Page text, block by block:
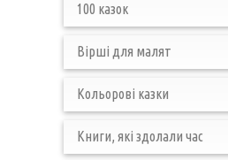
100 казок
Вірші для малят
Кольорові казки
Книги, які здолали час